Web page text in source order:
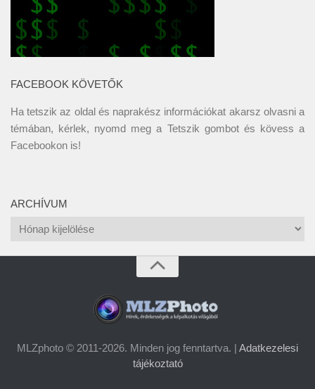
FACEBOOK KÖVETŐK
Ha tetszik az oldal és naprakész információkat akarsz olvasni a
témában, kérlek, nyomd meg a Tetszik gombot és kövess a
Facebookon is!
ARCHÍVUM
Archívum
MLZphoto © 2011-2026. Minden jog fenntartva. | Adatkezelesi
tájékoztató